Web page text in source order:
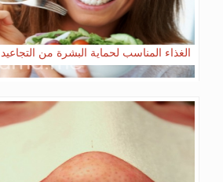
الغذاء المناسب لحماية البشرة من التجاعيد